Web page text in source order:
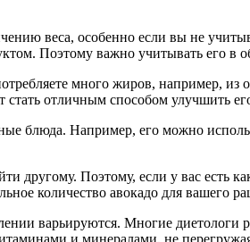
веса, особенно если вы не
Поэтому важно учитывать его в
много жиров, например, из
отличным способом улучшить
блюда. Например, его можно
другому. Поэтому, если у вас есть
количество авокадо для вашего
варьируются. Многие диетологи